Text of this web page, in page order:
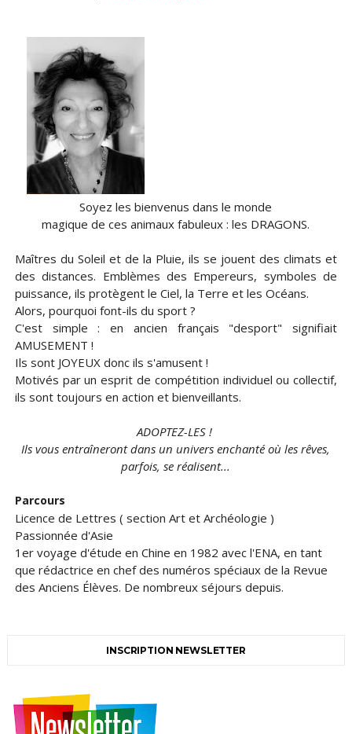
Soyez les bienvenus dans le monde
magique de ces animaux fabuleux : les DRAGONS.
Maîtres du Soleil et de la Pluie, ils se jouent des climats et
des distances. Emblèmes des Empereurs, symboles de
puissance, ils protègent le Ciel, la Terre et les Océans.
Alors, pourquoi font-ils du sport ?
C'est simple : en ancien français "desport" signifiait
AMUSEMENT !
Ils sont JOYEUX donc ils s'amusent !
Motivés par un esprit de compétition individuel ou collectif,
ils sont toujours en action et bienveillants.
ADOPTEZ-LES !
Ils vous entraîneront dans un univers enchanté où les rêves,
parfois, se réalisent...
Parcours
Licence de Lettres ( section Art et Archéologie )
Passionnée d'Asie
1er voyage d'étude en Chine en 1982 avec l'ENA, en tant
que rédactrice en chef des numéros spéciaux de la Revue
des Anciens Élèves. De nombreux séjours depuis.
INSCRIPTION NEWSLETTER